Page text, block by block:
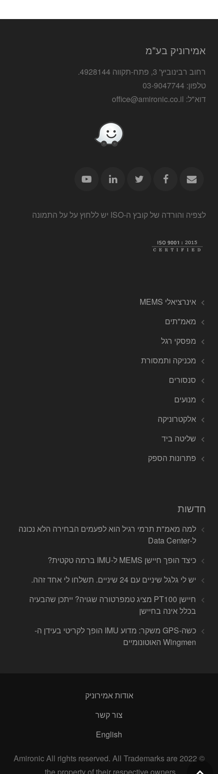
אמירוניק בע"מ
רחוב רבינוביץ' 3, פתח-תקווה 4928144.
טלפון: 03-9047744
דוא"ל: office@amironic.co.il
לצפיה והורדה של קובץ ה-ISO יש ללחוץ על על התמונה
אינרציאלי MEMS
מאמ"תים
מפסקי רגל
מכניקה ותמסורת
סנסורים
מנועים
אלקטרוניקה
שליטה ביד
פתרונות הספק
חדשות
למה מאמ"ת תרמי רגיל הוא לפעמים הבחירה הלא נכונה
ל-Data Center
כיצד הופך חיישן MEMS ל-IMU ברמה טקטית?
יש לי גלגל שיניים עם 24 שיניים. תשלחו לי אחד זהה.
חיישן PT100 מציג טמפרטורה שגויה? ייתכן שהבעיה
בכלל אינה בחיישן
כשה-GPS משקר: מדוע IMU הופך לקריטי בעידן ה-
Wingmen האוטונומיים
אודות אמירוניק
צור קשר
English
© 2022 Amironic All rights reserved. All Trademarks are